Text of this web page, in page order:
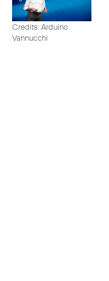
Credits: Arduino
Vannucchi